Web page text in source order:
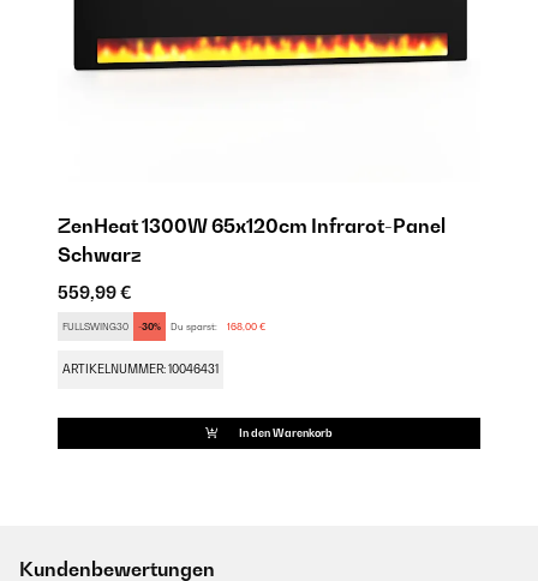
ZenHeat 1300W 65x120cm Infrarot-Panel​​
Schwarz
559,99 €
FULLSWING30 -30% Du sparst: 168,00 €
ARTIKELNUMMER: 10046431
In den Warenkorb
Kundenbewertungen